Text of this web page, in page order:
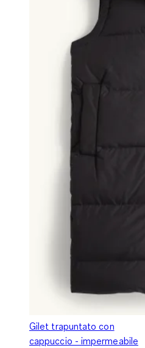
Gilet trapuntato con
cappuccio - impermeabile